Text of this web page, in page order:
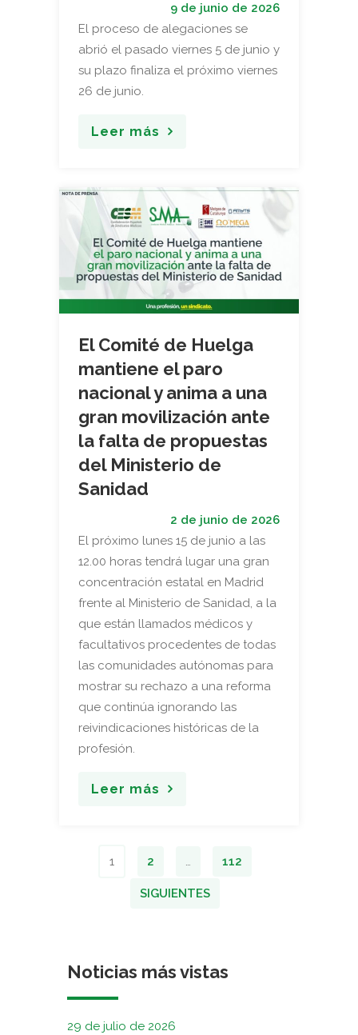
9 de junio de 2026
El proceso de alegaciones se
abrió el pasado viernes 5 de junio y
su plazo finaliza el próximo viernes
26 de junio.
Leer más
El Comité de Huelga
mantiene el paro
nacional y anima a una
gran movilización ante
la falta de propuestas
del Ministerio de
Sanidad
2 de junio de 2026
El próximo lunes 15 de junio a las
12.00 horas tendrá lugar una gran
concentración estatal en Madrid
frente al Ministerio de Sanidad, a la
que están llamados médicos y
facultativos procedentes de todas
las comunidades autónomas para
mostrar su rechazo a una reforma
que continúa ignorando las
reivindicaciones históricas de la
profesión.
Leer más
1 2 … 112
SIGUIENTES
Noticias más vistas
29 de julio de 2026